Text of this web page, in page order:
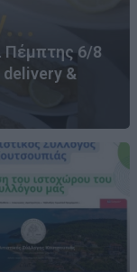
Πέμπτης 6/8
delivery &